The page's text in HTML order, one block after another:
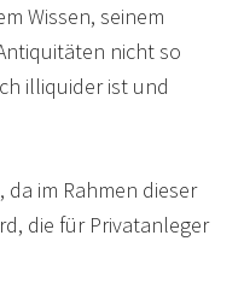
Wissen, seinem
nicht so
illiquider ist und
, da im Rahmen dieser
die für Privatanleger